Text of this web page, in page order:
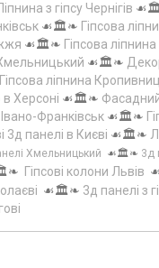
з гіпсу Чернігів
☙🏛️❧ Гіпсова
☙🏛️❧ Гіпсова
☙🏛️❧
Гіпсова ліпнина
в Херсоні ☙🏛️❧
Івано-Франківськ ☙🏛️❧
3д панелі в Києві ☙🏛️❧
Хмельницький ☙🏛️❧ 3д
Гіпсові колони Львів
☙🏛️❧ 3д панелі з